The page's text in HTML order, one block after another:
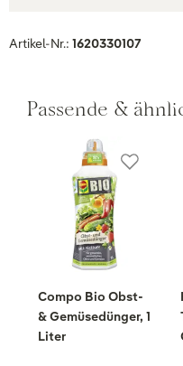
Artikel-Nr.: 1620330107
Passende &
Compo Bio Obst-
& Gemüsedünger, 1
Liter